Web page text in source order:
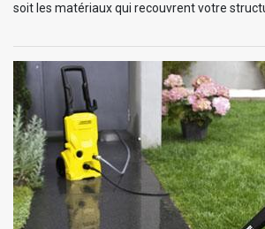
soit les matériaux qui recouvrent votre